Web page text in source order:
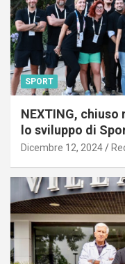
SPORT
NEXTING,
lo sviluppo di
Dicembre 12, 2024